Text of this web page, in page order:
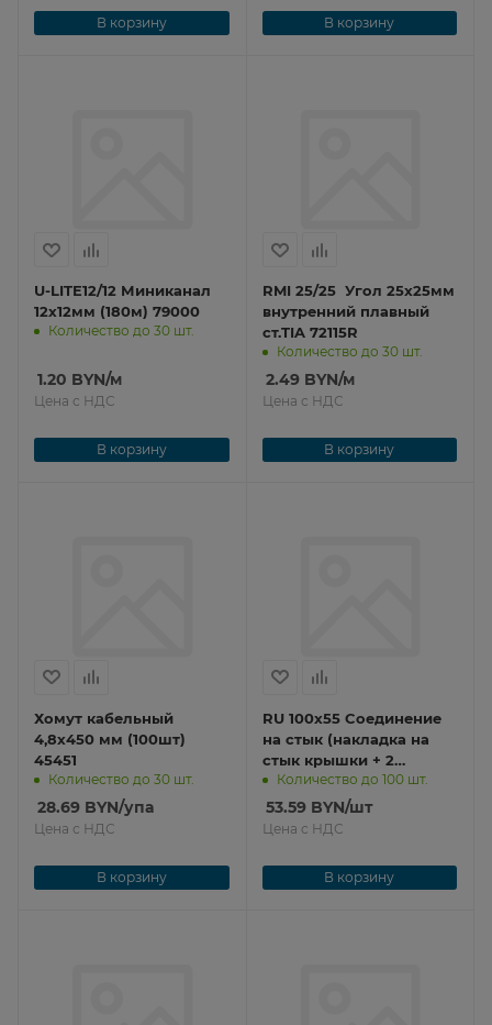
В корзину В корзину
U-LITE12/12 Миниканал
12х12мм (180м) 79000
Количество до 30 шт.
1.20 BYN/м
Цена с НДС
В корзину
RMI 25/25 Угол 25х25мм
внутренний плавный
ст.TIA 72115R
Количество до 30 шт.
2.49BYN/м
Цена с НДС
В корзину
Хомут кабельный
4,8х450 мм (100шт)
45451
Количество до 30 шт.
28.69 BYN/упа
Цена с НДС
В корзину
RU 100х55 Cоединение
на стык (накладка на
стык крышки + 2
накладки на стык
профиля) (5компл.)
76511BC-5
Количество до 100 шт.
53.59BYN/шт
Цена с НДС
В корзину